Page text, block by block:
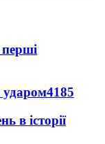
ударом4185
в історії